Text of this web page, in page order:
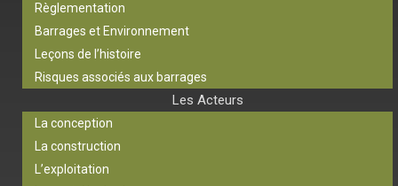
Règlementation
Barrages et Environnement
Leçons de l’histoire
Risques associés aux barrages
Les Acteurs
La conception
La construction
L’exploitation